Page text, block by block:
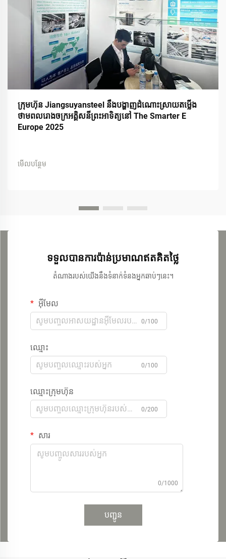
ក្រុមហ៊ុន Jiangsuyansteel នឹងបង្ហាញដំណោះស្រាយតម្លើង
ថាមពលរោងចក្រអគ្គិសនីព្រះអាទិត្យនៅ The Smarter E
Europe 2025
មើលបន្ថែម
ទទួលបានការប៉ាន់ប្រមាណឥតគិតថ្លៃ
តំណាងរបស់យើងនឹងទំនាក់ទំនងអ្នកឆាប់ៗនេះ។
អ៊ីមែល
0/100
ឈ្មោះ
0/100
ឈ្មោះក្រុមហ៊ុន
0/200
សារ
0/1000
បញ្ជូន